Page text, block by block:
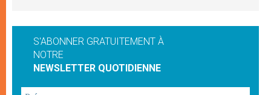
S'ABONNER GRATUITEMENT À
NOTRE
NEWSLETTER QUOTIDIENNE